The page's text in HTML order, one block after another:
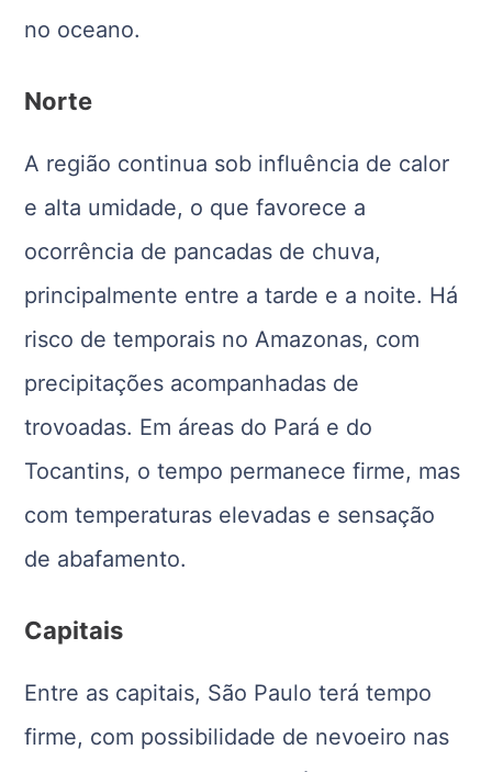
no oceano.
Norte
A região continua sob influência de calor
e alta umidade, o que favorece a
ocorrência de pancadas de chuva,
principalmente entre a tarde e a noite. Há
risco de temporais no Amazonas, com
precipitações acompanhadas de
trovoadas. Em áreas do Pará e do
Tocantins, o tempo permanece firme, mas
com temperaturas elevadas e sensação
de abafamento.
Capitais
Entre as capitais, São Paulo terá tempo
firme, com possibilidade de nevoeiro nas